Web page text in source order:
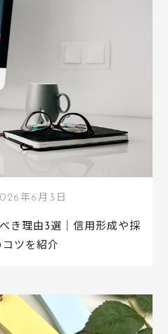
年6月3日
き理由3選｜信用形成や採
ツを紹介